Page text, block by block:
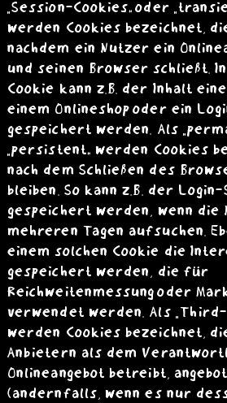
„Session-Cookies“ oder
werden Cookies bezeichnet,
nachdem ein Nutzer ein
und seinen Browser schließt.
Cookie kann z.B. der Inhalt
einem Onlineshop oder ein
gespeichert werden. Als
„persistent“ werden Cookies
nach dem Schließen des
bleiben. So kann z.B. der
gespeichert werden, wenn die
mehreren Tagen aufsuchen.
einem solchen Cookie die
gespeichert werden, die für
Reichweitenmessung oder
verwendet werden. Als
werden Cookies bezeichnet,
Anbietern als dem
Onlineangebot betreibt,
(andernfalls, wenn es nur